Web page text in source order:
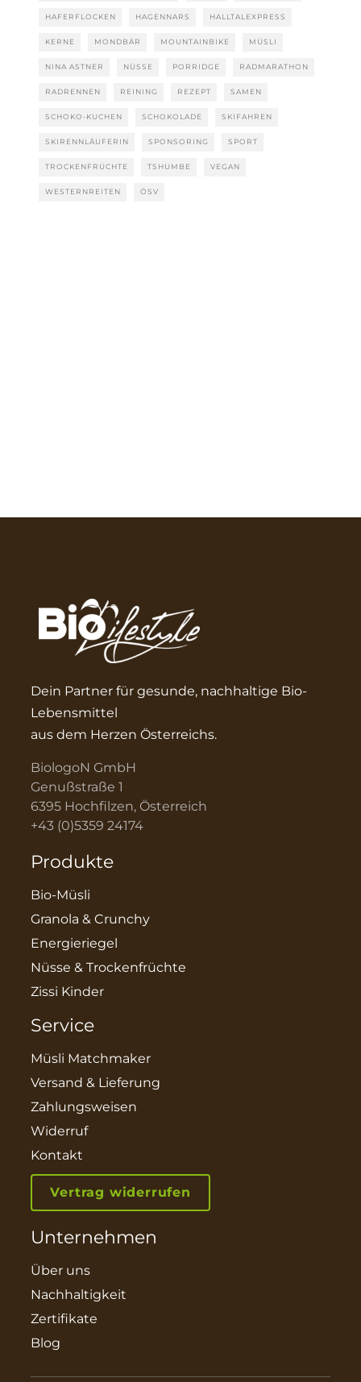
HAFERFLOCKEN HAGENNARS HALLTALEXPRESS
KERNE MONDBÄR MOUNTAINBIKE MÜSLI
NINA ASTNER NÜSSE PORRIDGE RADMARATHON
RADRENNEN REINING REZEPT SAMEN
SCHOKO-KUCHEN SCHOKOLADE SKIFAHREN
SKIRENNLÄUFERIN SPONSORING SPORT
TROCKENFRÜCHTE TSHUMBE VEGAN
WESTERNREITEN ÖSV
Dein Partner für gesunde, nachhaltige Bio-
Lebensmittel
aus dem Herzen Österreichs.
BiologoN GmbH
Genußstraße 1
6395 Hochfilzen, Österreich
+43 (0)5359 24174
Produkte
Bio-Müsli
Granola & Crunchy
Energieriegel
Nüsse & Trockenfrüchte
Zissi Kinder
Service
Müsli Matchmaker
Versand & Lieferung
Zahlungsweisen
Widerruf
Kontakt
Vertrag widerrufen
Unternehmen
Über uns
Nachhaltigkeit
Zertifikate
Blog